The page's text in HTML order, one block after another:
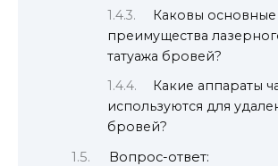
Каковы основные
преимущества
татуажа бровей?
Какие аппараты
используются для
бровей?
Вопрос-ответ: